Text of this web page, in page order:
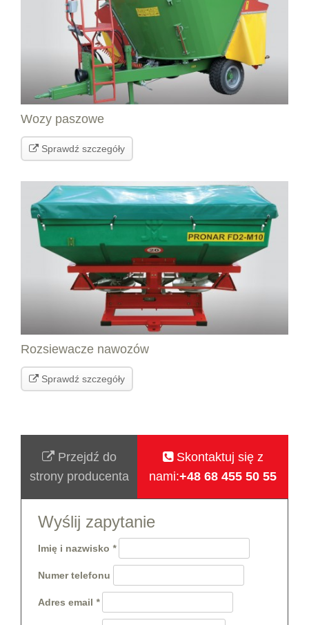
Wozy paszowe
Sprawdź szczegóły
Rozsiewacze nawozów
Sprawdź szczegóły
Przejdź do
strony producenta
Skontaktuj się z
nami:+48 68 455 50 55
Wyślij zapytanie
Imię i nazwisko
Numer telefonu
Adres email